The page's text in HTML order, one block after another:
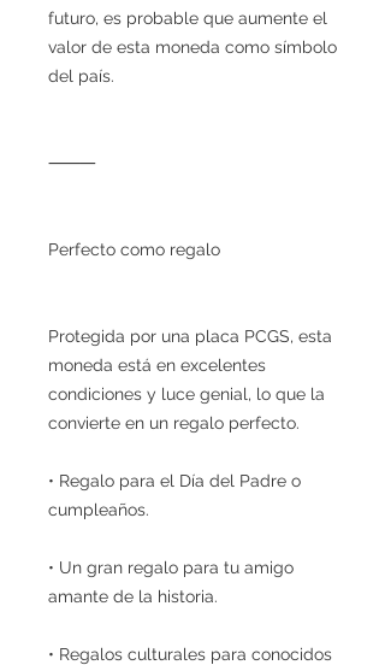
futuro, es probable que aumente el
valor de esta moneda como símbolo
del país.
⸻
Perfecto como regalo
Protegida por una placa PCGS, esta
moneda está en excelentes
condiciones y luce genial, lo que la
convierte en un regalo perfecto.
• Regalo para el Día del Padre o
cumpleaños.
• Un gran regalo para tu amigo
amante de la historia.
• Regalos culturales para conocidos